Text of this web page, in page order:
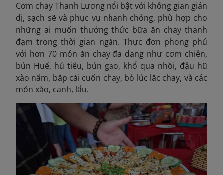
Cơm chay Thanh Lương nổi bật với không gian giản
dị, sạch sẽ và phục vụ nhanh chóng, phù hợp cho
những ai muốn thưởng thức bữa ăn chay thanh
đạm trong thời gian ngắn. Thực đơn phong phú
với hơn 70 món ăn chay đa dạng như cơm chiên,
bún Huế, hủ tiếu, bún gạo, khổ qua nhồi, đậu hũ
xào nấm, bắp cải cuốn chay, bò lúc lắc chay, và các
món xào, canh, lẩu.